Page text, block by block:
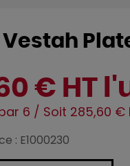
Vestah
€ HT
6 / Soit 285,60 €
: E1000230